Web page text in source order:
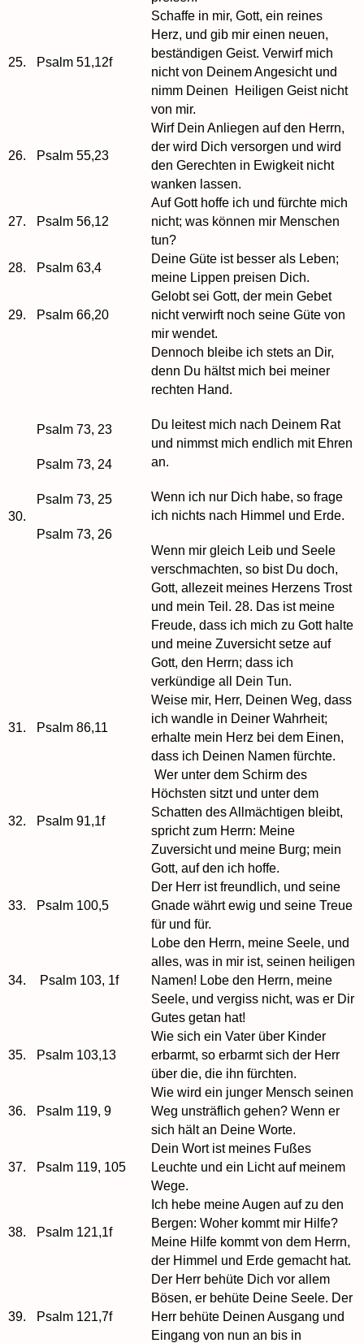
25. Psalm 51,12f
Schaffe in mir, Gott, ein reines
Herz, und gib mir einen neuen,
beständigen Geist. Verwirf mich
nicht von Deinem Angesicht und
nimm Deinen Heiligen Geist nicht
von mir.
26. Psalm 55,23
Wirf Dein Anliegen auf den Herrn,
der wird Dich versorgen und wird
den Gerechten in Ewigkeit nicht
wanken lassen.
27. Psalm 56,12
Auf Gott hoffe ich und fürchte mich
nicht; was können mir Menschen
tun?
28.
Psalm 63,4
Deine Güte ist besser als Leben;
meine Lippen preisen Dich.
29. Psalm 66,20
Gelobt sei Gott, der mein Gebet
nicht verwirft noch seine Güte von
mir wendet.
30.
Psalm 73, 23
Psalm 73, 24
Psalm 73, 25
Psalm 73, 26
Dennoch bleibe ich stets an Dir,
denn Du hältst mich bei meiner
rechten Hand.
Du leitest mich nach Deinem Rat
und nimmst mich endlich mit Ehren
an.
Wenn ich nur Dich habe, so frage
ich nichts nach Himmel und Erde.
Wenn mir gleich Leib und Seele
verschmachten, so bist Du doch,
Gott, allezeit meines Herzens Trost
und mein Teil. 28. Das ist meine
Freude, dass ich mich zu Gott halte
und meine Zuversicht setze auf
Gott, den Herrn; dass ich
verkündige all Dein Tun.
31. Psalm 86,11
Weise mir, Herr, Deinen Weg, dass
ich wandle in Deiner Wahrheit;
erhalte mein Herz bei dem Einen,
dass ich Deinen Namen fürchte.
32. Psalm 91,1f
Wer unter dem Schirm des
Höchsten sitzt und unter dem
Schatten des Allmächtigen bleibt,
spricht zum Herrn: Meine
Zuversicht und meine Burg; mein
Gott, auf den ich hoffe.
33. Psalm 100,5
Der Herr ist freundlich, und seine
Gnade währt ewig und seine Treue
für und für.
34. Psalm 103, 1f
Lobe den Herrn, meine Seele, und
alles, was in mir ist, seinen heiligen
Namen! Lobe den Herrn, meine
Seele, und vergiss nicht, was er Dir
Gutes getan hat!
35. Psalm 103,13
Wie sich ein Vater über Kinder
erbarmt, so erbarmt sich der Herr
über die, die ihn fürchten.
36. Psalm 119, 9
Wie wird ein junger Mensch seinen
Weg unsträflich gehen? Wenn er
sich hält an Deine Worte.
37. Psalm 119, 105
Dein Wort ist meines Fußes
Leuchte und ein Licht auf meinem
Wege.
38. Psalm 121,1f
Ich hebe meine Augen auf zu den
Bergen: Woher kommt mir Hilfe?
Meine Hilfe kommt von dem Herrn,
der Himmel und Erde gemacht hat.
39. Psalm 121,7f
Der Herr behüte Dich vor allem
Bösen, er behüte Deine Seele. Der
Herr behüte Deinen Ausgang und
Eingang von nun an bis in